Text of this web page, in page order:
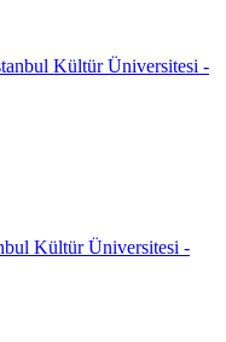
Kültür Üniversitesi -